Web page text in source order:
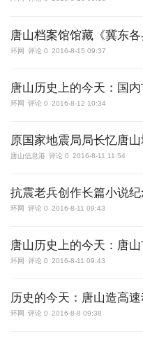
唐山档案馆馆藏《冀东各
环网 评论 0 2016-8-15 09:37
唐山历史上的今天：国
环网 评论 0 2016-8-12 10:34
原国家地震局局长忆唐
唐山信息港 评论 0 2016-8-11 11:54
抗震老兵创作长篇小说
环网 评论 0 2016-8-11 09:43
唐山历史上的今天：唐
环网 评论 0 2016-8-11 09:43
历史的今天：唐山造高
环网 评论 0 2016-8-8 09:38